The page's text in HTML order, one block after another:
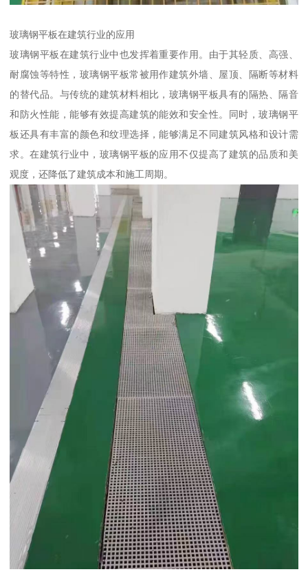
玻璃钢平板在建筑行业的应用
玻璃钢平板在建筑行业中也发挥着重要作用。由于其轻质、高强、
耐腐蚀等特性，玻璃钢平板常被用作建筑外墙、屋顶、隔断等材料
的替代品。与传统的建筑材料相比，玻璃钢平板具有的隔热、隔音
和防火性能，能够有效提高建筑的能效和安全性。同时，玻璃钢平
板还具有丰富的颜色和纹理选择，能够满足不同建筑风格和设计需
求。在建筑行业中，玻璃钢平板的应用不仅提高了建筑的品质和美
观度，还降低了建筑成本和施工周期。